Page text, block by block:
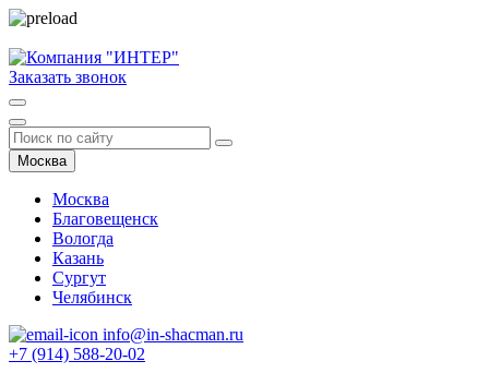
Заказать звонок
Москва
Москва
Благовещенск
Вологда
Казань
Сургут
Челябинск
info@in-shacman.ru
+7 (914) 588-20-02